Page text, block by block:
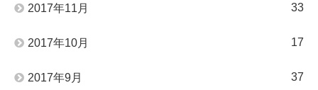
2017年11月 33
2017年10月 17
2017年9月 37